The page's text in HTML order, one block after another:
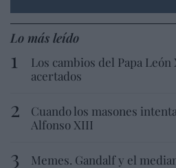
Lo más leído
Los cambios del Papa
acertados
Cuando los masones
Alfonso XIII
Memes. Gandalf y el